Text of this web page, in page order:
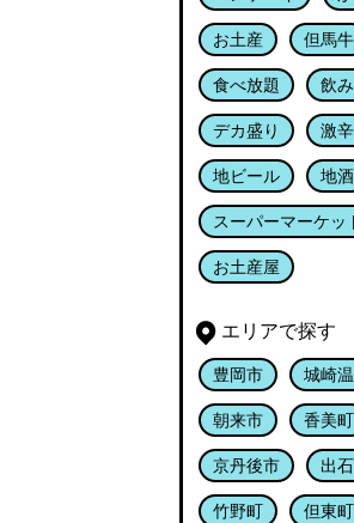
お土産 但馬牛
食べ放題 飲
デカ盛り 激
地ビール 地酒
スーパーマーケッ
お土産屋
エリアで探す
豊岡市 城崎
朝来市 香美町
京丹後市 出
竹野町 但東町